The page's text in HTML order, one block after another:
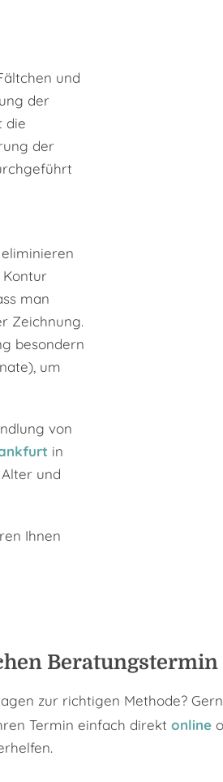
und
der
die
der
Kontur
man
Zeichnung.
besondern
um
von
in
und
Ihnen
zur richtigen Methode?
Termin einfach direkt online